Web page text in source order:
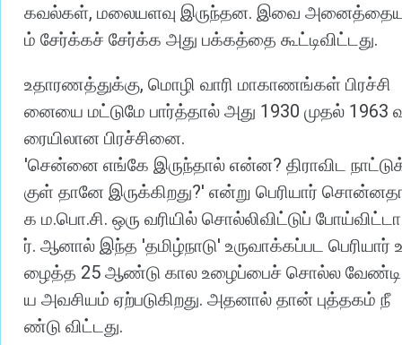
கவல்கள், மலையளவு இருந்தன. இவை
ம் சேர்க்கச் சேர்க்க அது பக்கத்தை கூட்டிவிட்டது.
உதாரணத்துக்கு, மொழி வாரி மாகாணங்கள் பிரச்சி
னையை மட்டுமே பார்த்தால் அது 1930 முதல் 1963
ரையிலான பிரச்சினை.
'சென்னை எங்கே இருந்தால் என்ன? திராவிட
குள் தானே இருக்கிறது?' என்று பெரியார்
க ம.பொ.சி. ஒரு வரியில் சொல்லிவிட்டுப் போய்விட்டா
ர். ஆனால் இந்த 'தமிழ்நாடு' உருவாக்கப்பட பெரியார்
ழைத்த 25 ஆண்டு கால உழைப்பைச் சொல்ல வேண்டி
ய அவசியம் ஏற்படுகிறது. அதனால் தான் புத்தகம் நீ
ண்டு விட்டது.